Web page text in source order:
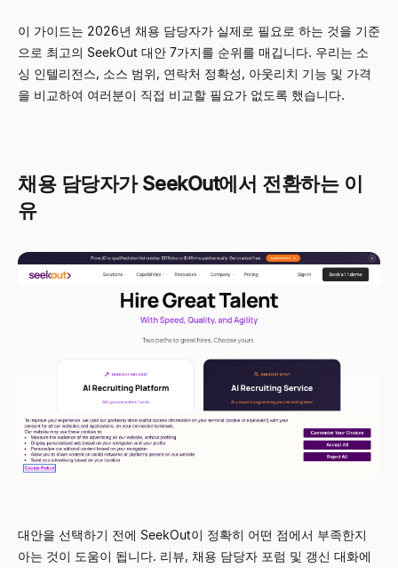
이 가이드는 2026년 채용 담당자가 실제로 필요로 하는 것을 기준
으로 최고의 SeekOut 대안 7가지를 순위를 매깁니다. 우리는 소
싱 인텔리전스, 소스 범위, 연락처 정확성, 아웃리치 기능 및 가격
을 비교하여 여러분이 직접 비교할 필요가 없도록 했습니다.
채용 담당자가 SeekOut에서 전환하는 이
유
대안을 선택하기 전에 SeekOut이 정확히 어떤 점에서 부족한지
아는 것이 도움이 됩니다. 리뷰, 채용 담당자 포럼 및 갱신 대화에